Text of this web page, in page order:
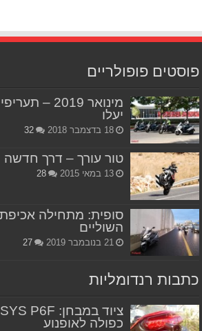
פוסטים פופולריים
מינואר 2019
יעלו
18 בדצמבר 2018 32
טור עורך – דרך חדשה
13 במאי 2015 28
סופית: מתחילה
השוליים
21 בנובמבר 2019 27
כתבות רנדומליות
כפולה לאופנוע